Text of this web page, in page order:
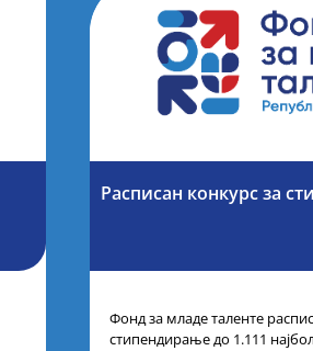
Расписан конкурс за
Фонд за младе таленте
стипендирање до 1.111